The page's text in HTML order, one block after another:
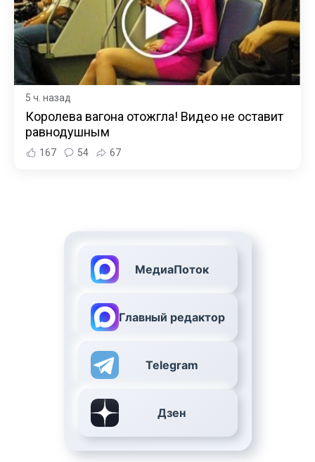
5 ч. назад
Королева вагона отожгла! Видео не оставит
равнодушным
167 54 67
МедиаПоток
Главный редактор
Telegram
Дзен